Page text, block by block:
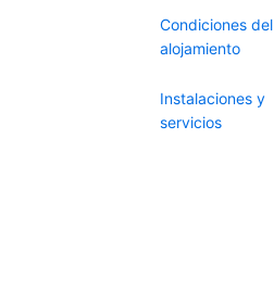
Condiciones del
alojamiento
Instalaciones y
servicios